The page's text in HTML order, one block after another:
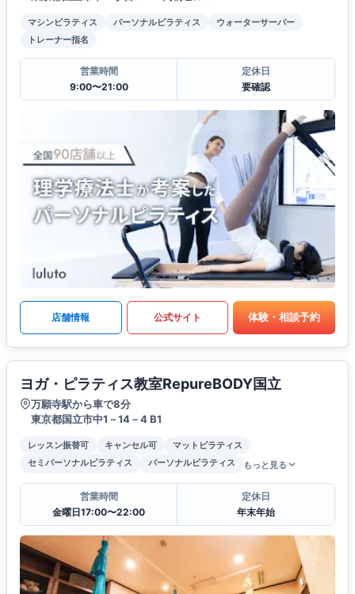
マシンピラティス パーソナルピラティス
ウォーターサーバー
トレーナー指名
営業時間
9:00〜21:00
定休日
要確認
店舗情報 公式サイト 体験・相談予約
ヨガ・ピラティス教室RepureBODY国立
万願寺駅から車で8分
東京都国立市中1－14－4 B1
レッスン振替可 キャンセル可
マットピラティス
セミパーソナルピラティス
パーソナルピラティス もっと見る
営業時間
金曜日17:00〜22:00
定休日
年末年始